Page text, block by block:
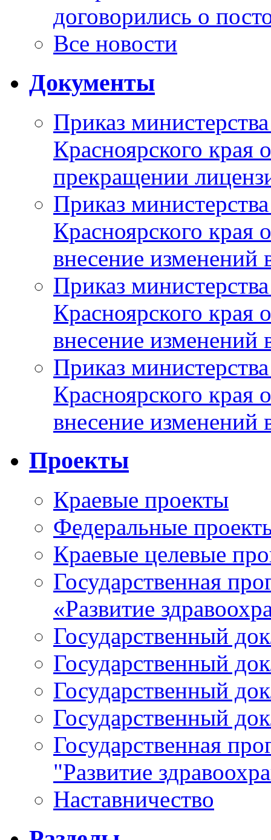
договорились о
Все новости
Документы
Приказ
Красноярского
прекращении
Приказ
Красноярского
внесение изменений
Приказ
Красноярского
внесение изменений
Приказ
Красноярского
внесение изменений
Проекты
Краевые проекты
Федеральные
Краевые целевые
Государственная
«Развитие
Государственный
Государственный
Государственный
Государственный
Государственная
"Развитие
Наставничество